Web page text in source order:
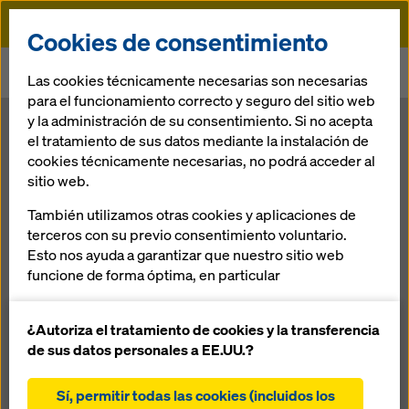
Doka
Doka Centroamérica y el Caribe: nuevos representantes
Doka
Centroamérica
y el Caribe:
nuevos
representantes
Cookies de consentimiento
Las cookies técnicamente necesarias son necesarias
para el funcionamiento correcto y seguro del sitio web
y la administración de su consentimiento. Si no acepta
el tratamiento de sus datos mediante la instalación de
cookies técnicamente necesarias, no podrá acceder al
sitio web.
También utilizamos otras cookies y aplicaciones de
terceros con su previo consentimiento voluntario.
Esto nos ayuda a garantizar que nuestro sitio web
funcione de forma óptima, en particular
nuestro sitio web (cookies funcionales y
estadísticas)
utilizar la tienda online de Doka (cookies
¿Autoriza el tratamiento de cookies y la transferencia
de sus datos personales a EE.UU.?
Sí, permitir todas las cookies (incluidos los